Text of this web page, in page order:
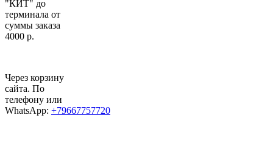
"КИТ" до
терминала от
суммы заказа
4000 р.
Через корзину
сайта. По
телефону или
WhatsApp: +79667757720